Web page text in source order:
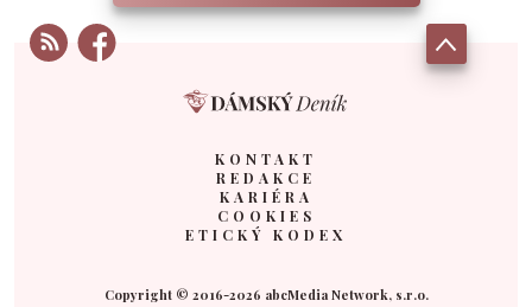
KONTAKT
REDAKCE
KARIÉRA
COOKIES
ETICKÝ KODEX
Copyright © 2016-2026 abcMedia Network, s.r.o.